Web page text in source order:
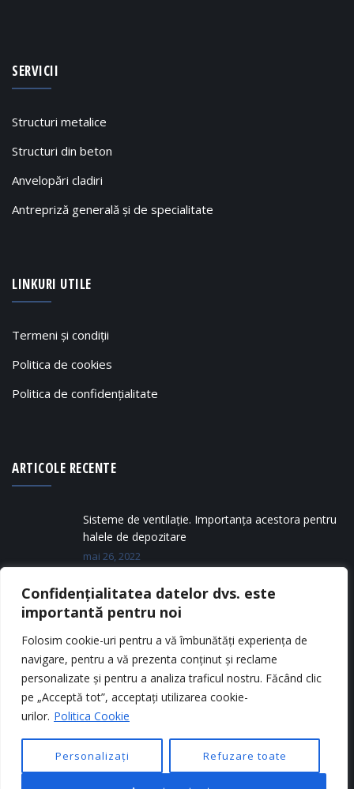
Confidențialitatea datelor dvs. este
importantă pentru noi
Folosim cookie-uri pentru a vă îmbunătăți experiența de
navigare, pentru a vă prezenta conținut și reclame
personalizate și pentru a analiza traficul nostru. Făcând clic
pe „Acceptă tot”, acceptați utilizarea cookie-
urilor. Politica Cookie
Personalizați Refuzare toate
SERVICII
Structuri metalice
Structuri din beton
Anvelopări cladiri
Antrepriză generală și de specialitate
LINKURI UTILE
Termeni și condiții
Politica de cookies
Politica de confidențialitate
ARTICOLE RECENTE
Sisteme de ventilație. Importanța acestora pentru
halele de depozitare
mai 26, 2022
Tipuri de silozuri metalice
mai 11, 2022
Copyright © 2025CONEDIL. Toate drepturile rezervate.